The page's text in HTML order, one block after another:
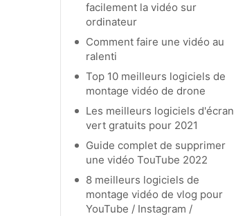
facilement la vidéo sur
ordinateur
Comment faire une vidéo au
ralenti
Top 10 meilleurs logiciels de
montage vidéo de drone
Les meilleurs logiciels d'écran
vert gratuits pour 2021
Guide complet de supprimer
une vidéo TouTube 2022
8 meilleurs logiciels de
montage vidéo de vlog pour
YouTube / Instagram /